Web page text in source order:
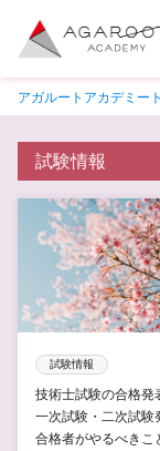
アガルートアカデミー
試験情報
試験情報
技術士試験の合格発
一次試験・二次試験
合格者がやるべきこ